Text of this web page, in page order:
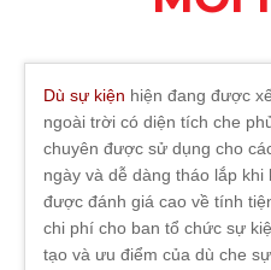
Dù sự kiện hiện đang được
ngoài trời có diện tích che
chuyên được sử dụng cho
ngày và dễ dàng tháo lắp
được đánh giá cao về tính
chi phí cho ban tổ chức sự
tạo và ưu điểm của dù che